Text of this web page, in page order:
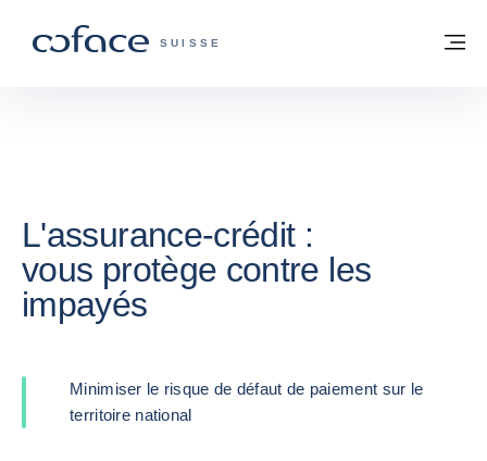
COFACE, FOR TRADE - PAGE
SUISSE
Retour à la page d'accueil
L'assurance-crédit :
vous protège contre les
impayés
Minimiser le risque de défaut de paiement sur le
territoire national